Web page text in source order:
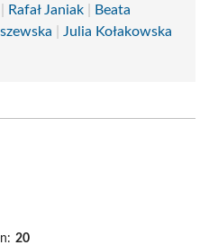
Rafał Janiak
Beata
Julia Kołakowska
20